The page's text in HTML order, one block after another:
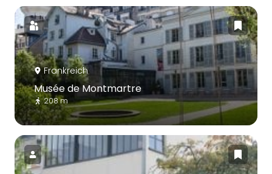
Frankreich
Musée de Montmartre
208 m